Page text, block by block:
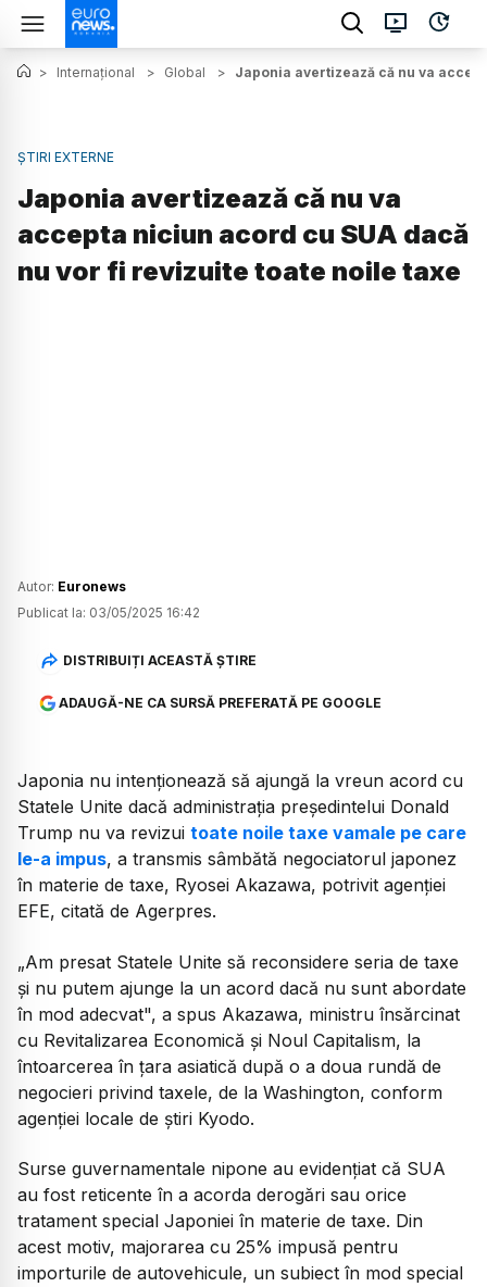
> Internațional > Global > Japonia avertizează că nu va
ȘTIRI EXTERNE
Japonia avertizează că nu va
accepta niciun acord cu SUA dacă
nu vor fi revizuite toate noile taxe
Autor: Euronews
Publicat la: 03/05/2025 16:42
DISTRIBUIȚI ACEASTĂ ȘTIRE
ADAUGĂ-NE CA SURSĂ PREFERATĂ PE GOOGLE
Japonia nu intenționează să ajungă la vreun acord cu
Statele Unite dacă administrația președintelui Donald
Trump nu va revizui toate noile taxe vamale pe care
le-a impus, a transmis sâmbătă negociatorul japonez
în materie de taxe, Ryosei Akazawa, potrivit agenției
EFE, citată de Agerpres.
„Am presat Statele Unite să reconsidere seria de taxe
şi nu putem ajunge la un acord dacă nu sunt abordate
în mod adecvat", a spus Akazawa, ministru însărcinat
cu Revitalizarea Economică şi Noul Capitalism, la
întoarcerea în ţara asiatică după o a doua rundă de
negocieri privind taxele, de la Washington, conform
agenţiei locale de ştiri Kyodo.
Surse guvernamentale nipone au evidențiat că SUA
au fost reticente în a acorda derogări sau orice
tratament special Japoniei în materie de taxe. Din
acest motiv, majorarea cu 25% impusă pentru
importurile de autovehicule, un subiect în mod special